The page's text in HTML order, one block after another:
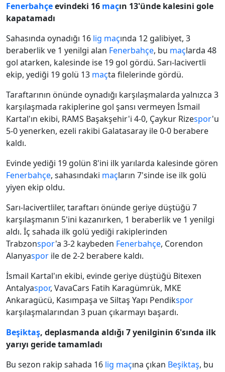
Fenerbahçeevindeki 16 maçın 13'ünde kalesini gole
kapatamadı
Sahasında oynadığı 16 lig maçında 12 galibiyet, 3
beraberlik ve 1 yenilgi alan Fenerbahçe, bu maçlarda 48
gol atarken, kalesinde ise 19 gol gördü. Sarı-lacivertli
ekip, yediği 19 golü 13 maçta filelerinde gördü.
Taraftarının önünde oynadığı karşılaşmalarda yalnızca 3
karşılaşmada rakiplerine gol şansı vermeyen İsmail
Kartal'ın ekibi, RAMS Başakşehir'i 4-0, Çaykur Rizespor'u
5-0 yenerken, ezeli rakibi Galatasaray ile 0-0 berabere
kaldı.
Evinde yediği 19 golün 8'ini ilk yarılarda kalesinde gören
Fenerbahçe, sahasındaki maçların 7'sinde ise ilk golü
yiyen ekip oldu.
Sarı-lacivertliler, taraftarı önünde geriye düştüğü 7
karşılaşmanın 5'ini kazanırken, 1 beraberlik ve 1 yenilgi
aldı. İç sahada ilk golü yediği rakiplerinden
Trabzonspor'a 3-2 kaybeden Fenerbahçe, Corendon
Alanyaspor ile de 2-2 berabere kaldı.
İsmail Kartal'ın ekibi, evinde geriye düştüğü Bitexen
Antalyaspor, VavaCars Fatih Karagümrük, MKE
Ankaragücü, Kasımpaşa ve Siltaş Yapı Pendikspor
karşılaşmalarından 3 puan çıkarmayı başardı.
Beşiktaş, deplasmanda aldığı 7 yenilginin 6'sında ilk
yarıyı geride tamamladı
Bu sezon rakip sahada 16 lig maçına çıkan Beşiktaş, bu